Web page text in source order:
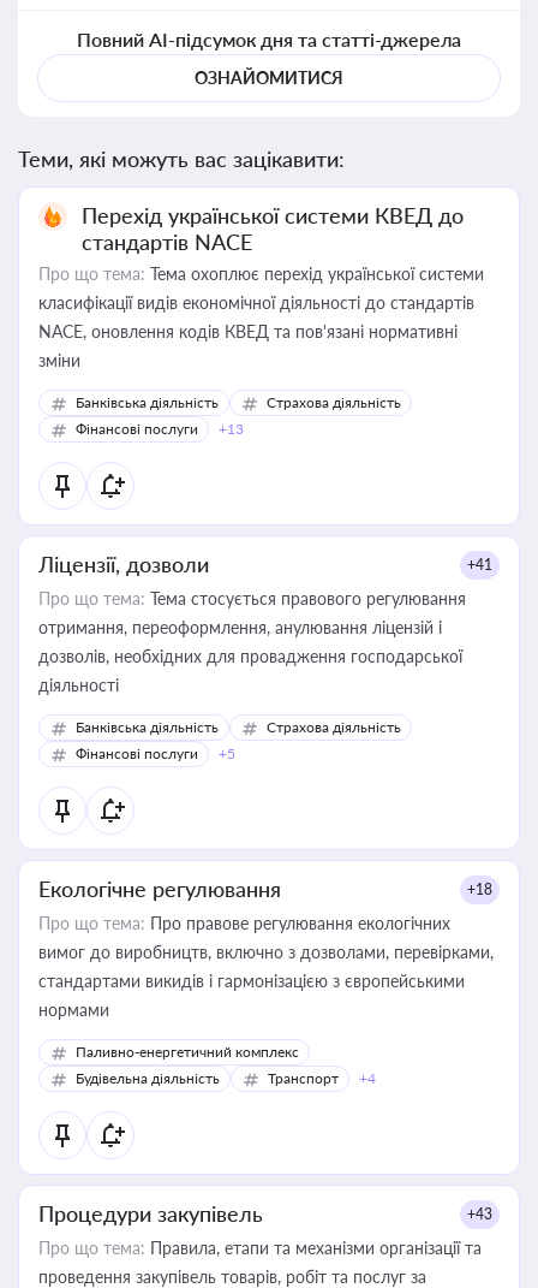
Повний AI-підсумок дня та статті-джерела
ОЗНАЙОМИТИСЯ
Теми, які можуть вас зацікавити:
Перехід української системи КВЕД до
стандартів NACE
Про що тема: Тема охоплює перехід української системи
класифікації видів економічної діяльності до стандартів
NACE, оновлення кодів КВЕД та пов'язані нормативні
зміни
Банківська діяльність
Страхова діяльність
Фінансові послуги
+13
Ліцензії, дозволи +41
Про що тема: Тема стосується правового регулювання
отримання, переоформлення, анулювання ліцензій і
дозволів, необхідних для провадження господарської
діяльності
Банківська діяльність
Страхова діяльність
Фінансові послуги
+5
Екологічне регулювання +18
Про що тема: Про правове регулювання екологічних
вимог до виробництв, включно з дозволами, перевірками,
стандартами викидів і гармонізацією з європейськими
нормами
Паливно-енергетичний комплекс
Будівельна діяльність
Транспорт +4
Процедури закупівель +43
Про що тема: Правила, етапи та механізми організації та
проведення закупівель товарів, робіт та послуг за